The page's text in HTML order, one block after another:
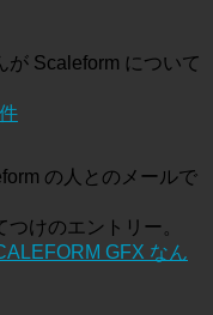
が Scaleform について
の人とのメールで
けのエントリー。
GFX なん